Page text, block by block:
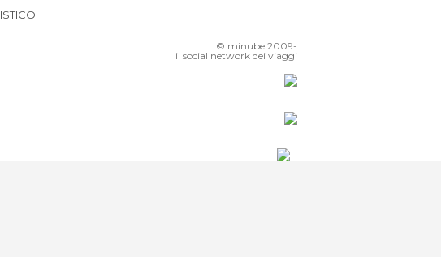
© minube 2009-
il social network dei viaggi